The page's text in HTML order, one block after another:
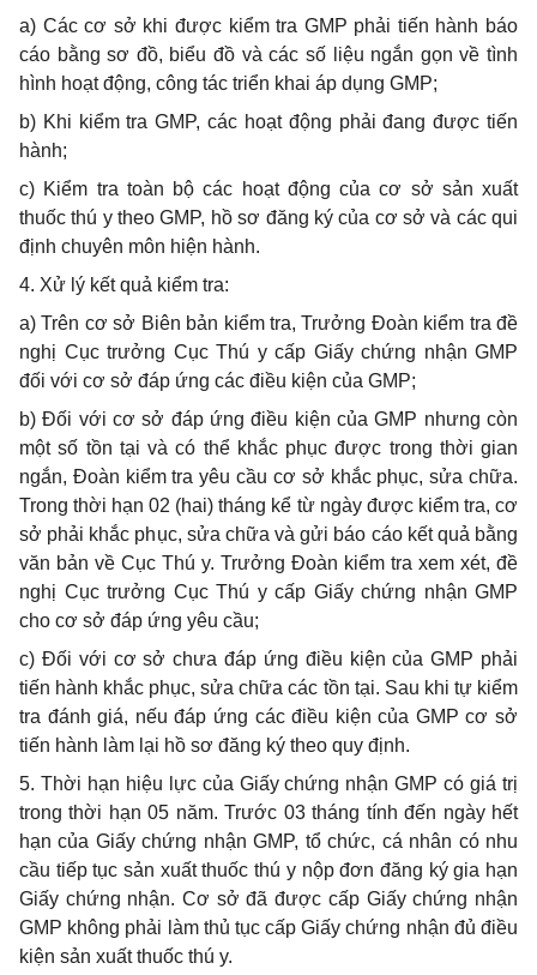
a) Các cơ sở khi được kiểm tra GMP phải tiến hành báo
cáo bằng sơ đồ, biểu đồ và các số liệu ngắn gọn về tình
hình hoạt động, công tác triển khai áp dụng GMP;
b) Khi kiểm tra GMP, các hoạt động phải đang được tiến
hành;
c) Kiểm tra toàn bộ các hoạt động của cơ sở sản xuất
thuốc thú y theo GMP, hồ sơ đăng ký của cơ sở và các qui
định chuyên môn hiện hành.
4. Xử lý kết quả kiểm tra:
a) Trên cơ sở Biên bản kiểm tra, Trưởng Đoàn kiểm tra đề
nghị Cục trưởng Cục Thú y cấp Giấy chứng nhận GMP
đối với cơ sở đáp ứng các điều kiện của GMP;
b) Đối với cơ sở đáp ứng điều kiện của GMP nhưng còn
một số tồn tại và có thể khắc phục được trong thời gian
ngắn, Đoàn kiểm tra yêu cầu cơ sở khắc phục, sửa chữa.
Trong thời hạn 02 (hai) tháng kể từ ngày được kiểm tra, cơ
sở phải khắc phục, sửa chữa và gửi báo cáo kết quả bằng
văn bản về Cục Thú y. Trưởng Đoàn kiểm tra xem xét, đề
nghị Cục trưởng Cục Thú y cấp Giấy chứng nhận GMP
cho cơ sở đáp ứng yêu cầu;
c) Đối với cơ sở chưa đáp ứng điều kiện của GMP phải
tiến hành khắc phục, sửa chữa các tồn tại. Sau khi tự kiểm
tra đánh giá, nếu đáp ứng các điều kiện của GMP cơ sở
tiến hành làm lại hồ sơ đăng ký theo quy định.
5. Thời hạn hiệu lực của Giấy chứng nhận GMPcó giá trị
trong thời hạn 05 năm. Trước 03 tháng tính đến ngày hết
hạn của Giấy chứng nhận GMP, tổ chức, cá nhân có nhu
cầu tiếp tục sản xuất thuốc thú y nộp đơn đăng ký gia hạn
Giấy chứng nhận. Cơ sở đã được cấp Giấy chứng nhận
GMP không phải làm thủ tục cấp Giấy chứng nhận đủ điều
kiện sản xuất thuốc thú y.